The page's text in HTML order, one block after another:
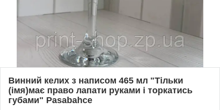
Винний келих з написом 465 мл "Тільки
(імя)має право лапати руками і торкатись
губами" Pasabahce